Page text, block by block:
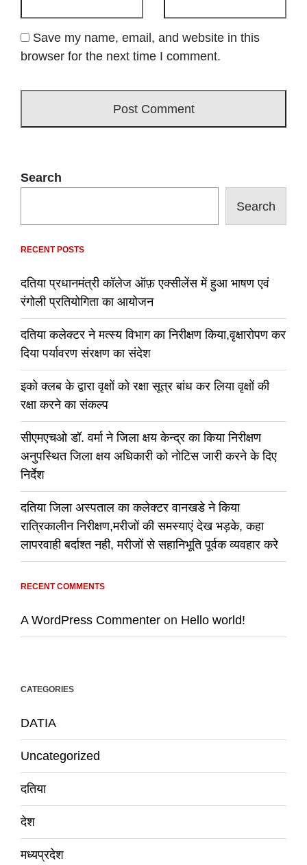
Save my name, email, and website in this
browser for the next time I comment.
Search
Search
RECENT POSTS
दतिया प्रधानमंत्री कॉलेज ऑफ़ एक्सीलेंस में हुआ भाषण एवं
रंगोली प्रतियोगिता का आयोजन
दतिया कलेक्टर ने मत्स्य विभाग का निरीक्षण किया,वृक्षारोपण कर
दिया पर्यावरण संरक्षण का संदेश
इको क्लब के द्वारा वृक्षों को रक्षा सूत्र बांध कर लिया वृक्षों की
रक्षा करने का संकल्प
सीएमएचओ डॉ. वर्मा ने जिला क्षय केन्द्र का किया निरीक्षण
अनुपस्थित जिला क्षय अधिकारी को नोटिस जारी करने के दिए
निर्देश
दतिया जिला अस्पताल का कलेक्टर वानखडे ने किया
रात्रिकालीन निरीक्षण,मरीजों की समस्याएं देख भड़के, कहा
लापरवाही बर्दाश्त नही, मरीजों से सहानिभूति पूर्वक व्यवहार करे
RECENT COMMENTS
A WordPress Commenter on Hello world!
CATEGORIES
DATIA
Uncategorized
दतिया
देश
मध्यप्रदेश